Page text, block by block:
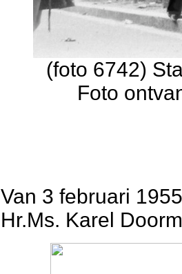
(foto 6742)
Foto
Van 3 februari
Hr.Ms. Karel